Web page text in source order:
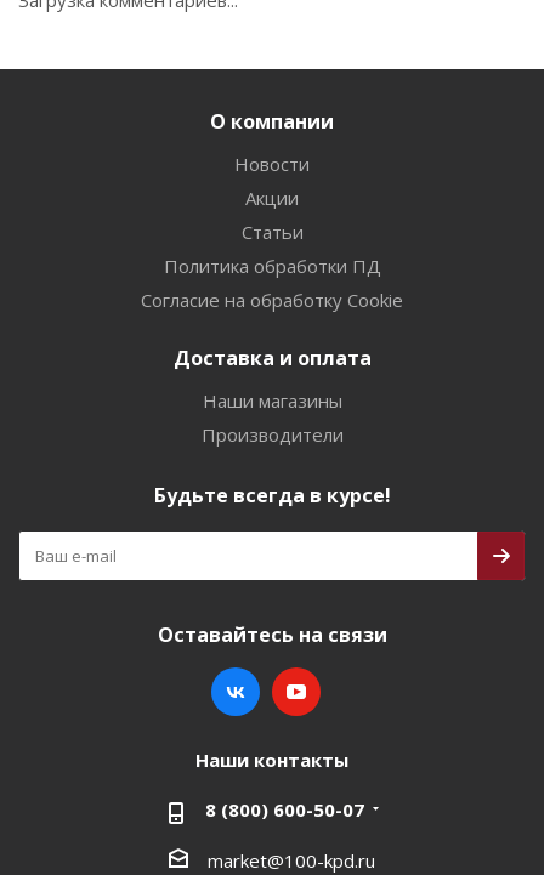
О компании
Новости
Акции
Статьи
Политика обработки ПД
Согласие на обработку Cookie
Доставка и оплата
Наши магазины
Производители
Будьте всегда в курсе!
Оставайтесь на связи
Наши контакты
8 (800) 600-50-07
market@100-kpd.ru